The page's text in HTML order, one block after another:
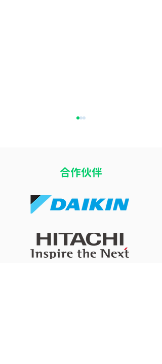
16度冷氣加厚被反而瞓得
差？探討室溫太凍影響深
​合作伙伴